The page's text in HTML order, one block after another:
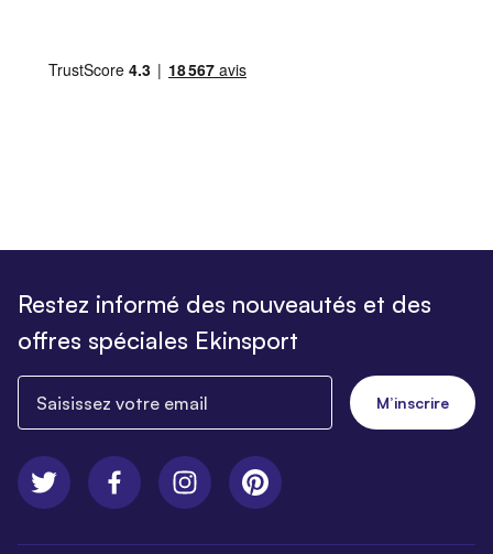
Restez informé des nouveautés et des
offres spéciales Ekinsport
M’inscrire